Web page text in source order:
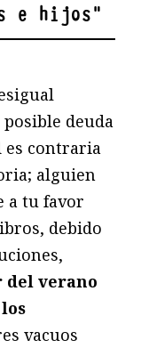
e hijos"
deuda
es contraria
alguien
a tu favor
debido
del verano
vacuos